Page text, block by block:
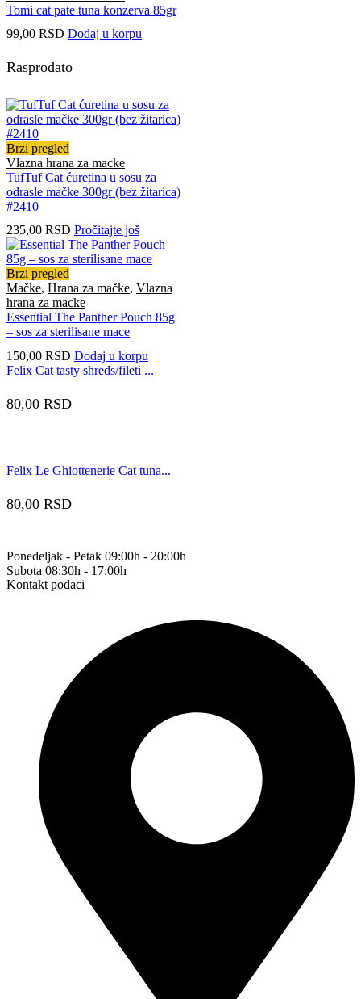
Tomi cat pate tuna konzerva 85gr
99,00 RSD Dodaj u korpu
Rasprodato
Brzi pregled
Vlazna hrana za macke
TufTuf Cat ćuretina u sosu za
odrasle mačke 300gr (bez žitarica)
#2410
235,00 RSD Pročitajte još
Brzi pregled
Mačke, Hrana za mačke, Vlazna
hrana za macke
Essential The Panther Pouch 85g
– sos za sterilisane mace
150,00 RSD Dodaj u korpu
Felix Cat tasty shreds/fileti ...
80,00 RSD
Felix Le Ghiottenerie Cat tuna...
80,00 RSD
Ponedeljak - Petak 09:00h - 20:00h
Subota 08:30h - 17:00h
Kontakt podaci